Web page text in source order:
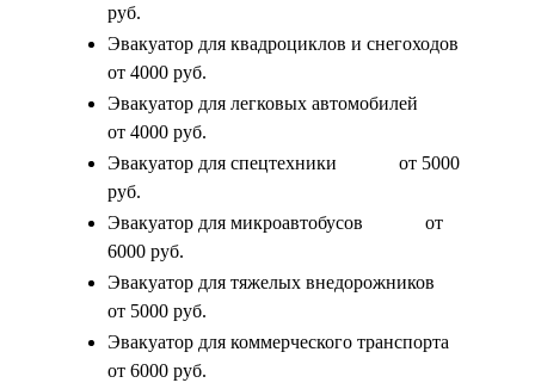
руб.
Эвакуатор для квадроциклов и снегоходов
от 4000 руб.
Эвакуатор для легковых автомобилей
от 4000 руб.
Эвакуатор для спецтехники
от 5000
руб.
Эвакуатор для микроавтобусов
от
6000 руб.
Эвакуатор для тяжелых внедорожников
от 5000 руб.
Эвакуатор для коммерческого транспорта
от 6000 руб.